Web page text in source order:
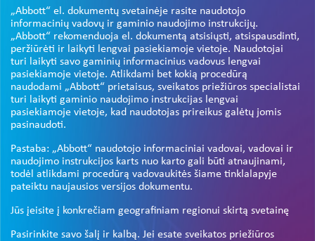
„Abbott“ el. dokumentų svetainėje rasite naudotojo
informacinių vadovų ir gaminio naudojimo instrukcijų.
„Abbott“ rekomenduoja el. dokumentą atsisiųsti, atsispausdinti,
peržiūrėti ir laikyti lengvai pasiekiamoje vietoje. Naudotojai
turi laikyti savo gaminių informacinius vadovus lengvai
pasiekiamoje vietoje. Atlikdami bet kokią procedūrą
naudodami „Abbott“ prietaisus, sveikatos priežiūros specialistai
turi laikyti gaminio naudojimo instrukcijas lengvai
pasiekiamoje vietoje, kad naudotojas prireikus galėtų jomis
pasinaudoti.
Pastaba: „Abbott“ naudotojo informaciniai vadovai, vadovai ir
naudojimo instrukcijos karts nuo karto gali būti atnaujinami,
todėl atlikdami procedūrą vadovaukitės šiame tinklalapyje
pateiktu naujausios versijos dokumentu.
Jūs įeisite į konkrečiam geografiniam regionui skirtą svetainę
Pasirinkite savo šalį ir kalbą. Jei esate sveikatos priežiūros